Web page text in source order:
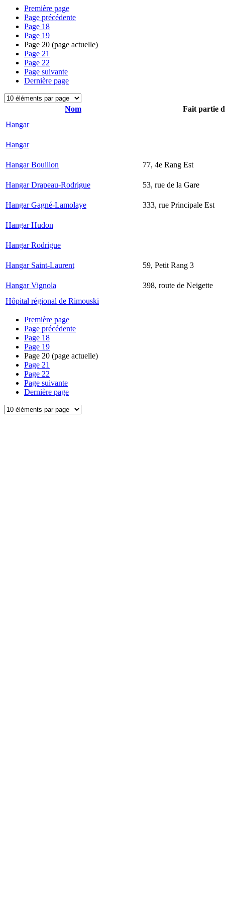
Première page
Page précédente
Page 18
Page 19
Page 20 (page actuelle)
Page 21
Page 22
Page suivante
Dernière page
Nom
Fait partie
Hangar
Hangar
Hangar Bouillon 77, 4e Rang Est
Hangar Drapeau-Rodrigue 53, rue de la Gare
Hangar Gagné-Lamolaye 333, rue Principale Est
Hangar Hudon
Hangar Rodrigue
Hangar Saint-Laurent 59, Petit Rang 3
Hangar Vignola
398, route de Neigette
Hôpital régional de Rimouski
Première page
Page précédente
Page 18
Page 19
Page 20 (page actuelle)
Page 21
Page 22
Page suivante
Dernière page